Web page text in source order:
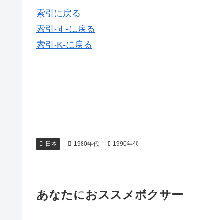
索引に戻る
索引-す-に戻る
索引-K-に戻る
日本 1980年代 1990年代
あなたにおススメボクサー